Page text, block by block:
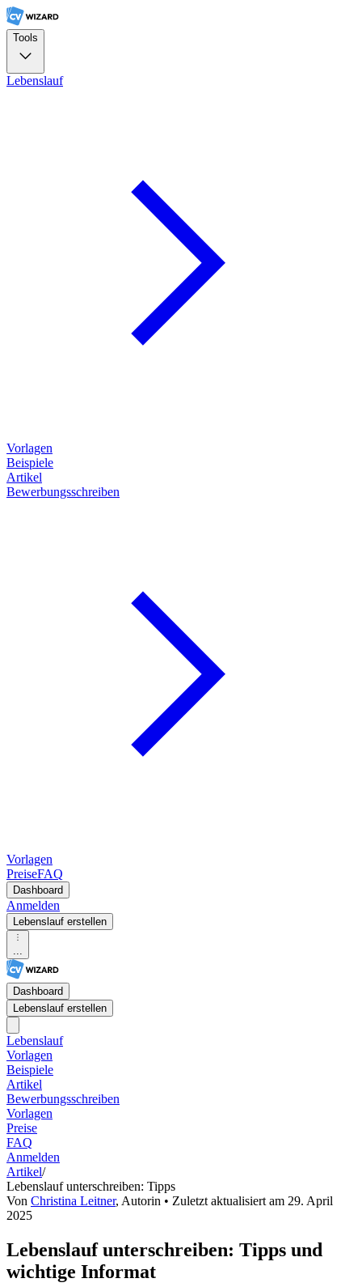
Tools
Lebenslauf
Vorlagen
Beispiele
Artikel
Bewerbungsschreiben
Vorlagen
PreiseFAQ
Dashboard
Anmelden
Lebenslauf erstellen
...
Dashboard
Lebenslauf erstellen
Lebenslauf
Vorlagen
Beispiele
Artikel
Bewerbungsschreiben
Vorlagen
Preise
FAQ
Anmelden
Artikel/
Lebenslauf unterschreiben: Tipps
Von Christina Leitner, Autorin • Zuletzt aktualisiert am 29. April
2025
Lebenslauf unterschreiben: Tipps und
wichtige Informat